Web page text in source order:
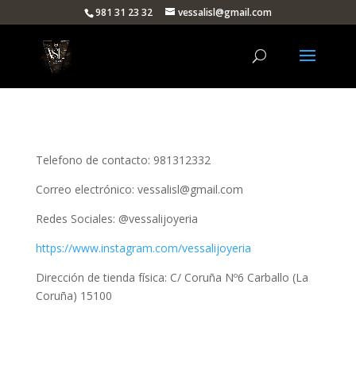
981 31 23 32 vessalisl@gmail.com
Telefono de contacto: 981312332
Correo electrónico: vessalisl@gmail.com
Redes Sociales: @vessalijoyeria
https://www.instagram.com/vessalijoyeria
Dirección de tienda física: C/ Coruña Nº6 Carballo (La
Coruña) 15100